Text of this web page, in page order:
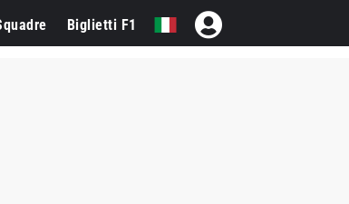
Biglietti F1